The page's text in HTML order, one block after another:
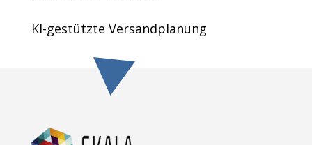
KI-gestützte Versandplanung